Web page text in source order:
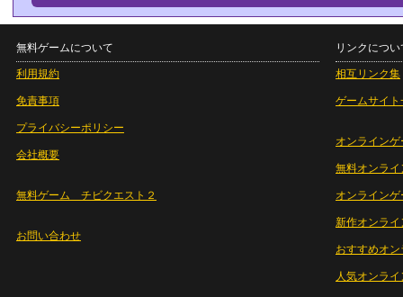
無料ゲームについて
利用規約
免責事項
プライバシーポリシー
会社概要
無料ゲーム チビクエスト２
お問い合わせ
リンクについ
相互リンク集
ゲームサイト
オンラインゲ
無料オンライ
オンライン
新作オンライ
おすすめオ
人気オンラ